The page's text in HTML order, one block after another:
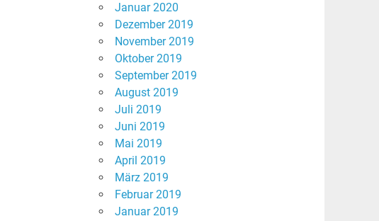
Januar 2020
Dezember 2019
November 2019
Oktober 2019
September 2019
August 2019
Juli 2019
Juni 2019
Mai 2019
April 2019
März 2019
Februar 2019
Januar 2019